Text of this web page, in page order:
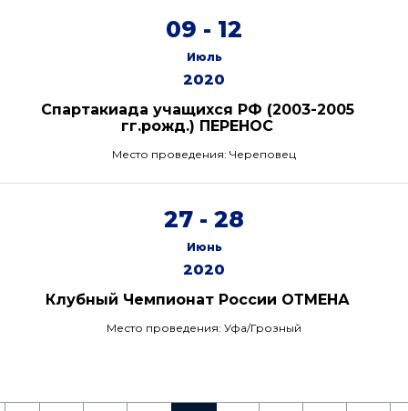
09 - 12
Июль
2020
Спартакиада учащихся РФ (2003-2005
гг.рожд.) ПЕРЕНОС
Место проведения: Череповец
27 - 28
Июнь
2020
Клубный Чемпионат России ОТМЕНА
Место проведения: Уфа/Грозный